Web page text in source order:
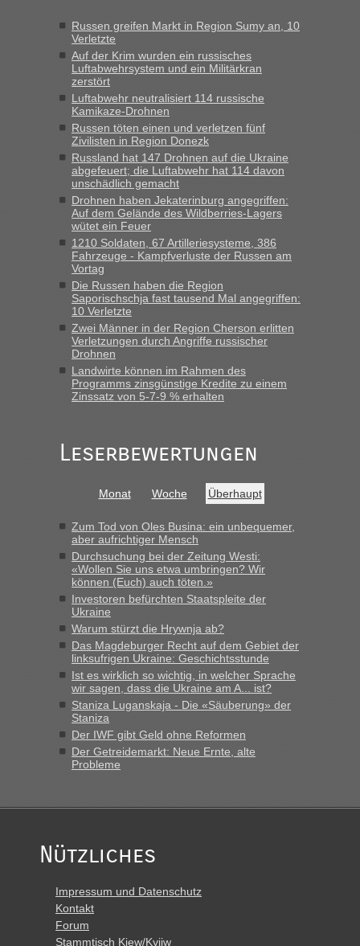
Milliarden aufgedeckt
„Kein Zoll. Du musst an sich nur sagen dass das privat ist
und du nicht damit handeln willst. So lange das nicht
Originalverpackt ist und ersichlich das nicht neu sollte es
keine Probleme geben“
Recht, Visa und Dokumente • Deklaration
gebrauchter Kleidung beim Zoll
„Hallo Leute, ich weiß nicht, ob ich hier richtig bin mit meiner
Anfrage. Ich möchte 4 Umzugskartons mit gebrauchter
Straßen Kleidung bei der Einreise in die Ukraine
mitnehmen. Es ist gebrauchte Kleidung...“
Berichte und Reisetipps • Re: An welchem
Grenzübergang zwischen Polen und der Ukraine geht es am
schnellsten?
„Wir sind mit unserem Wohnmobil, wie geplant am Montag
15.6. in Krakovets rüber. Sehr zeitig los gegen 5 Uhr in der
Früh. Mit sehr sehr wenig Verkehr, super bis zur Grenze. Nur
8 PKW vor der Schranke....“
inBerichte und Reisetipps • Re: An welchem
Grenzübergang zwischen Polen und der Ukraine geht es am
in Krakowez mit dem Kleinbus. Abfertigung ging dann
schnell da auch Passagiere mit EU-Pass dabei waren“
Berichte und Reisetipps • Re: An welchem
Grenzübergang zwischen Polen und der Ukraine geht es am
schnellsten?
„Bin am Montag 15.6.26 um 8 Uhr in Urgyniw ausgereist,
das erste Mal an einem Montagmorgen ca. 15 Fahrzeuge
vor mir, bin sonst der Erste oder Zweite, egal, nach ca 20
Minuten wurde dann die nächste Welle...“
Berichte und Reisetipps • Re: An welchem
Grenzübergang zwischen Polen und der Ukraine geht es am
schnellsten?
„Derzeit, ist es überall sehr voll an den Grenzen Ukraine/
Polen. Zb. Krakovets 100 PKW ca. 10 h Wartezeit. Wollen
Montag rüber, versuchen es sehr früh.“
Russen greifen Markt in Region Sumy an, 10
Verletzte
Auf der Krim wurden ein russisches
Luftabwehrsystem und ein Militärkran
zerstört
Luftabwehr neutralisiert 114 russische
Kamikaze-Drohnen
Russen töten einen und verletzen fünf
Zivilisten in Region Donezk
Russland hat 147 Drohnen auf die Ukraine
abgefeuert; die Luftabwehr hat 114 davon
unschädlich gemacht
Drohnen haben Jekaterinburg angegriffen:
Auf dem Gelände des Wildberries-Lagers
wütet ein Feuer
1210 Soldaten, 67 Artilleriesysteme, 386
Fahrzeuge - Kampfverluste der Russen am
Vortag
Die Russen haben die Region
Saporischschja fast tausend Mal angegriffen:
10 Verletzte
Zwei Männer in der Region Cherson erlitten
Verletzungen durch Angriffe russischer
Drohnen
Landwirte können im Rahmen des
Programms zinsgünstige Kredite zu einem
Zinssatz von 5-7-9 % erhalten
Leserbewertungen
Monat Woche Überhaupt
Zum Tod von Oles Busina: ein unbequemer,
aber aufrichtiger Mensch
Durchsuchung bei der Zeitung Westi:
«Wollen Sie uns etwa umbringen? Wir
können (Euch) auch töten.»
Investoren befürchten Staatspleite der
Ukraine
Warum stürzt die Hrywnja ab?
Das Magdeburger Recht auf dem Gebiet der
linksufrigen Ukraine: Geschichtsstunde
Ist es wirklich so wichtig, in welcher Sprache
wir sagen, dass die Ukraine am A... ist?
Staniza Luganskaja - Die «Säuberung» der
Staniza
Der IWF gibt Geld ohne Reformen
Der Getreidemarkt: Neue Ernte, alte
Probleme
Nützliches
Impressum und Datenschutz
Kontakt
Forum
Stammtisch Kiew/Kyjiw